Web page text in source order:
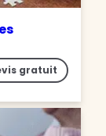
gratuit